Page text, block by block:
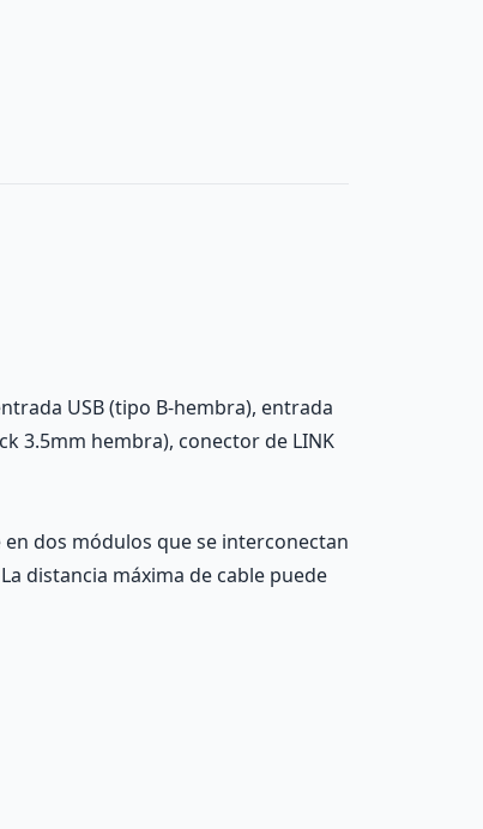
USB (tipo B-hembra), entrada
3.5mm hembra), conector de LINK
en dos módulos que se interconectan
distancia máxima de cable puede